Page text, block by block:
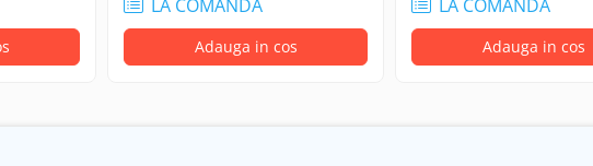
ale utilajelor grele:
tractoare (ex: Caterpillar)
LA COMANDA
Adauga in cos
LA COMANDA
Adauga in cos